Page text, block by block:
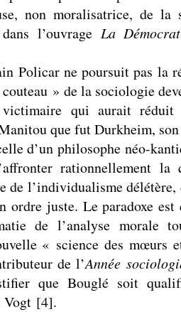
non moralisatrice, de la
l’ouvrage La
Policar ne poursuit pas la
» de la sociologie
victimaire qui aurait
que fut Durkheim,
d’un philosophe néo-
rationnellement
de l’individualisme
ordre juste. Le paradoxe
de l’analyse morale
« science des
de l’Année
que Bouglé soit
Vogt [4].